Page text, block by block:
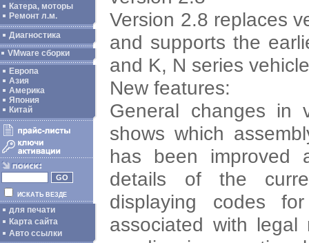
Катера, моторы
Ремонт л.м.
Диагностика
VMware сборки
Европа
Азия
Америка
Япония
Китай
ИСКАТЬ ВЕЗДЕ
для печати
Карта сайта
Авто ссылки
Version 2.8 replaces
and supports the
and K, N series
New features:
General changes in
shows which
has been improved
details of the
displaying codes
associated with legal